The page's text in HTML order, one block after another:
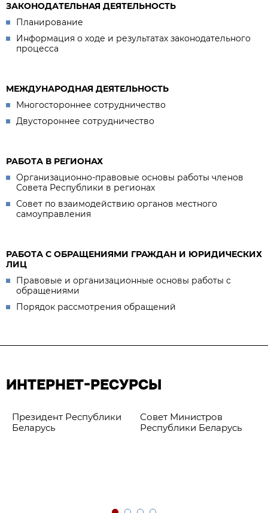
ЗАКОНОДАТЕЛЬНАЯ ДЕЯТЕЛЬНОСТЬ
Планирование
Информация о ходе и результатах законодательного
процесса
МЕЖДУНАРОДНАЯ ДЕЯТЕЛЬНОСТЬ
Многостороннее сотрудничество
Двустороннее сотрудничество
РАБОТА В РЕГИОНАХ
Организационно-правовые основы работы членов
Совета Республики в регионах
Совет по взаимодействию органов местного
самоуправления
РАБОТА С ОБРАЩЕНИЯМИ ГРАЖДАН И ЮРИДИЧЕСКИХ
ЛИЦ
Правовые и организационные основы работы с
обращениями
Порядок рассмотрения обращений
ИНТЕРНЕТ-РЕСУРСЫ
Президент Республики
Беларусь
Совет Министров
Республики Беларусь